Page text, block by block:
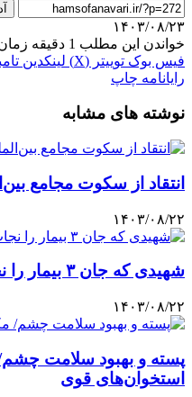
۱۴۰۳/۰۸/۲۳
خواندن این مطلب 1 دقیقه زمان میبرد
فیس بوک توییتر (X) لینکدین
رایانامه چاپ
نوشته های مشابه
انتقاد از سکوت مجامع
۱۴۰۳/۰۸/۲۲
شهیدی که جان ۳ بیمار را نجات داد
۱۴۰۳/۰۸/۲۲
استخوان‌های قوی